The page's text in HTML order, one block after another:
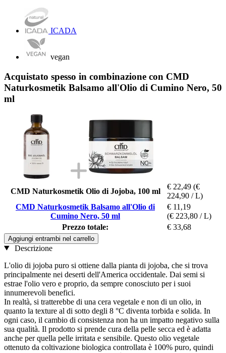
ICADA
vegan
Acquistato spesso in combinazione con CMD
Naturkosmetik Balsamo all'Olio di Cumino Nero, 50
ml
CMD Naturkosmetik Olio di Jojoba, 100 ml
€ 22,49 (€
224,90 / L)
CMD Naturkosmetik Balsamo all'Olio di
Cumino Nero, 50 ml
€ 11,19
(€ 223,80 / L)
Prezzo totale:
€ 33,68
Aggiungi entrambi nel carrello
Descrizione
L'olio di jojoba puro si ottiene dalla pianta di jojoba, che si trova
principalmente nei deserti dell'America occidentale. Dai semi si
estrae l'olio vero e proprio, da sempre conosciuto per i suoi
innumerevoli benefici.
In realtà, si tratterebbe di una cera vegetale e non di un olio, in
quanto la texture al di sotto degli 8 °C diventa torbida e solida. In
ogni caso, il cambio di consistenza non ha un impatto negativo sulla
sua qualità. Il prodotto si prende cura della pelle secca ed è adatta
anche per quella pelle irritata e sensibile. Questo olio vegetale
ottenuto da coltivazione biologica controllata è 100% puro, quindi